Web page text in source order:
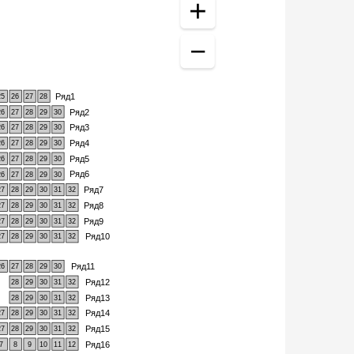
Ряд1
Ряд2
Ряд3
Ряд4
Ряд5
Ряд6
Ряд7
Ряд8
Ряд9
Ряд10
Ряд11
Ряд12
Ряд13
Ряд14
Ряд15
Ряд16
26 27 28
27 28 29 30
27 28 29 30
27 28 29 30
27 28 29 30
27 28 29 30
28 29 30 31
32
28 29 30 31 32
28 29 30 31 32
28 29 30 31 32
27 28 29 30
28 29 30 31
32
28 29 30 31 32
28 29 30 31 32
28 29 30 31
32
7 8 9 10 11 12